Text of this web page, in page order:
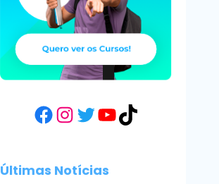
Facebook
Instagram
Twitter
YouTube
TikTok
Últimas Notícias